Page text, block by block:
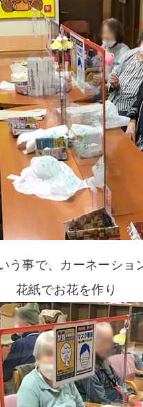
う事で、カーネーショ
花紙でお花を作り